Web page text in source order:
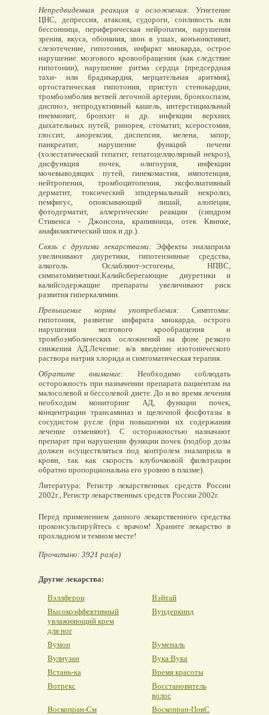
Непредвиденная реакция и осложнения: Угнетение
ЦНС, депрессия, атаксия, судороги, сонливость или
бессонница, периферическая нейропатия, нарушения
зрения, вкуса, обоняния, звон в ушах, конъюнктивит,
слезотечение, гипотония, инфаркт миокарда, острое
нарушение мозгового кровообращения (как следствие
гипотонии), нарушение ритма сердца (предсердная
тахи- или брадикардия, мерцательная аритмия),
ортостатическая гипотония, приступ стенокардии,
тромбоэмболия ветвей легочной артерии, бронхоспазм,
диспноэ, непродуктивный кашель, интерстициальный
пневмонит, бронхит и др. инфекции верхних
дыхательных путей, ринорея, стоматит, ксеростомия,
глоссит, анорексия, диспепсия, мелена, запор,
панкреатит, нарушение функций печени
(холестатический гепатит, гепатоцеллюлярный некроз),
дисфункция почек, олигоурия, инфекции
мочевыводящих путей, гинекомастия, импотенция,
нейтропения, тромбоцитопения, эксфолиативный
дерматит, токсический эпидермальный некролиз,
пемфигус, опоясывающий лишай, алопеция,
фотодерматит, аллергические реакции (синдром
Стивенса - Джонсона, крапивница, отек Квинке,
анафилактический шок и др.).
Связь с другими лекарствами: Эффекты эналаприла
увеличивают диуретики, гипотензивные средства,
алкоголь. Ослабляют-эстогены, НПВС,
симпатомиметики.Калийсберегающие диуретики и
калийсодержащие препараты увеличивают риск
развития гиперкалимии.
Превышение нормы употребления: Симптомы:
гипотония, развитие инфаркта миокарда, острого
нарушения мозгового крообращения и
тромбоэмболических осложнений на фоне резкого
снижения АД.Лечение: в/в введение изотонического
раствора натрия хлорида и симтоматическая терапия.
Обратите внимание: Необходимо соблюдать
осторожность при назначении препарата пациентам на
малосолевой и бессолевой диете. До и во время лечения
необходим мониторинг АД, функции почек,
концентрации трансаминаз и щелочной фосфотазы в
сосудистом русле (при повышении их содержания
лечение отменяют). С осторожностью назначают
препарат при нарушении функции почек (подбор дозы
должен осуществляться под контролем эналаприла в
крови, так как скорость клубочковой фильтрации
обратно пропорциональна его уровню в плазме).
Литература: Регистр лекарственных средств России
2002г., Регистр лекарственных средств России 2002г.
Перед применением данного лекарственного средства
проконсультируйтесь с врачом! Храните лекарство в
прохладном и темном месте!
Прочитано: 3921 раз(а)
Другие лекарства:
Вэллферон
Вэйтай
Высокоэффективный
увлажняющий крем
для ног
Вундеркинд
Вумон
Вуменаль
Вулнузан
Вука Вука
Встань-ка
Время красоты
Вотрекс
Восстановитель
волос
Воскопран-См
Воскопран-ПовС